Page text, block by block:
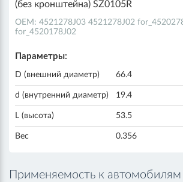
ОЕМ: 4521278J03 4521278J02
for_4520178J02
Параметры:
D (внешний диаметр) 66.4
d (внутренний диаметр) 19.4
L (высота) 53.5
Вес 0.356
Применяемость к автомобилям